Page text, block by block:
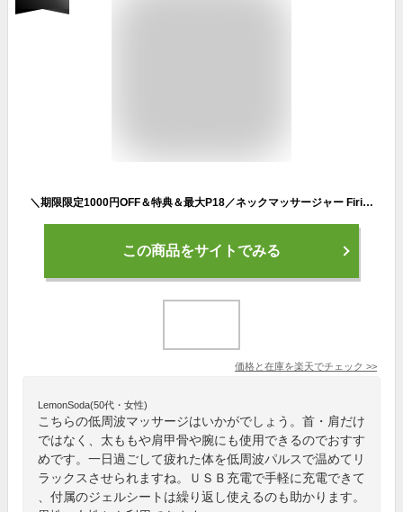
＼期限限定1000円OFF＆特典＆最大P18／ネックマッサージャー Firik ネックウォーマー ストラップ式 低周波マッサージ 温める ネックヒーター EMS TENS 首マッサージャー ながら マッサージ機 首マッサージ器 首こり 肩こり ストレス 解消 ネックレス リラクゼーション グッズ
この商品をサイトでみる
価格と在庫を楽天でチェック >>
LemonSoda(50代・女性)
こちらの低周波マッサージはいかがでしょう。首・肩だけ
ではなく、太ももや肩甲骨や腕にも使用できるのでおすす
めです。一日過ごして疲れた体を低周波パルスで温めてリ
ラックスさせられますね。ＵＳＢ充電で手軽に充電できて
、付属のジェルシートは繰り返し使えるのも助かります。